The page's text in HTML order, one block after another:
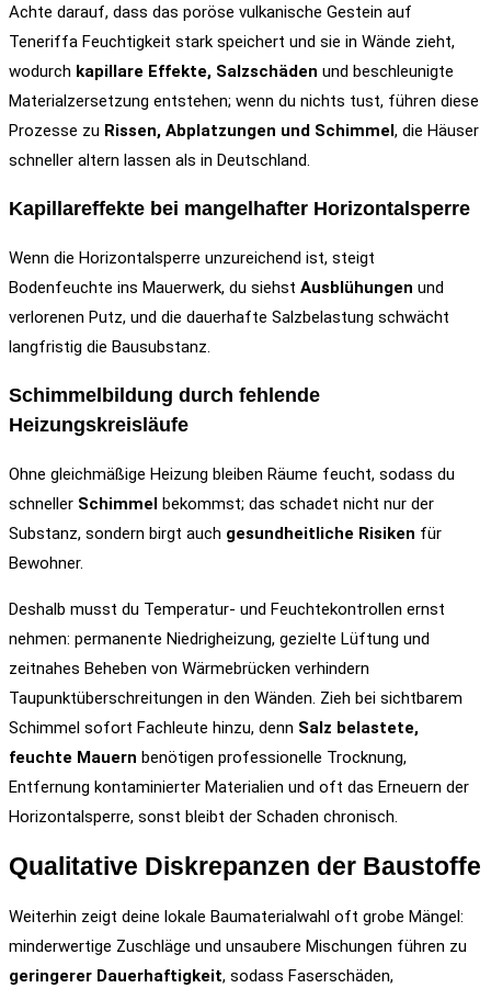
Achte darauf, dass das poröse vulkanische Gestein auf
Teneriffa Feuchtigkeit stark speichert und sie in Wände zieht,
wodurch kapillare Effekte, Salzschäden und beschleunigte
Materialzersetzung entstehen; wenn du nichts tust, führen diese
Prozesse zu Rissen, Abplatzungen und Schimmel, die Häuser
schneller altern lassen als in Deutschland.
Kapillareffekte bei mangelhafter Horizontalsperre
Wenn die Horizontalsperre unzureichend ist, steigt
Bodenfeuchte ins Mauerwerk, du siehst Ausblühungen und
verlorenen Putz, und die dauerhafte Salzbelastung schwächt
langfristig die Bausubstanz.
Schimmelbildung durch fehlende
Heizungskreisläufe
Ohne gleichmäßige Heizung bleiben Räume feucht, sodass du
schneller Schimmel bekommst; das schadet nicht nur der
Substanz, sondern birgt auch gesundheitliche Risiken für
Bewohner.
Deshalb musst du Temperatur- und Feuchtekontrollen ernst
nehmen: permanente Niedrigheizung, gezielte Lüftung und
zeitnahes Beheben von Wärmebrücken verhindern
Taupunktüberschreitungen in den Wänden. Zieh bei sichtbarem
Schimmel sofort Fachleute hinzu, denn Salz belastete,
feuchte Mauern benötigen professionelle Trocknung,
Entfernung kontaminierter Materialien und oft das Erneuern der
Horizontalsperre, sonst bleibt der Schaden chronisch.
Qualitative Diskrepanzen der Baustoffe
Weiterhin zeigt deine lokale Baumaterialwahl oft grobe Mängel:
minderwertige Zuschläge und unsaubere Mischungen führen zu
geringerer Dauerhaftigkeit, sodass Faserschäden,